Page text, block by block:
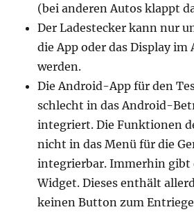
(bei anderen Autos klappt
Der Ladestecker kann nur
die App oder das Display
werden.
Die Android-App für den
schlecht in das Android-
integriert. Die Funktionen
nicht in das Menü für die
integrierbar. Immerhin gibt
Widget. Dieses enthält
keinen Button zum